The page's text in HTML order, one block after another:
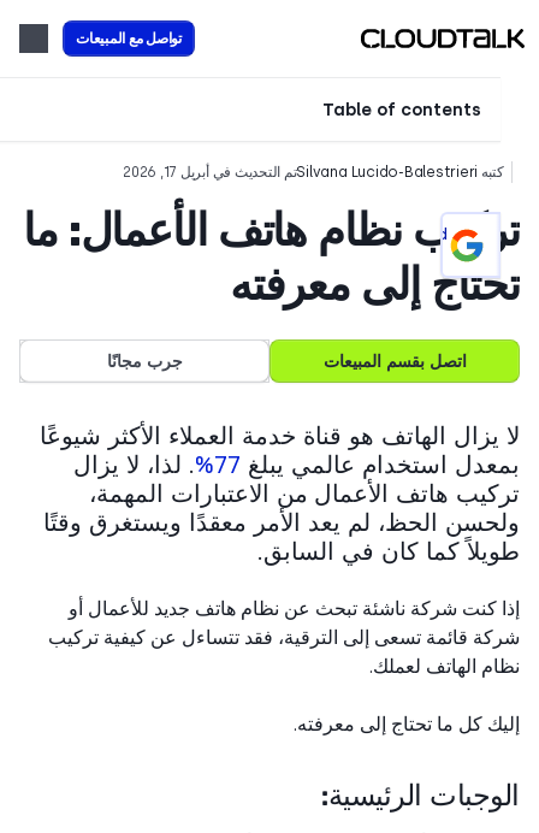
تواصل مع المبيعات
Table of contents
Silvana Lucido-Balestrieriتم التحديث في أبريل 17, 2026
نظام هاتف الأعمال: ما
إلى معرفته
اتصل بقسم المبيعات جرب مجانًا
يزال الهاتف هو قناة خدمة العملاء الأكثر شيوعًا
استخدام عالمي يبلغ77%
. لذا، لا يزال
هاتف الأعمال من الاعتبارات المهمة،
الحظ، لم يعد الأمر معقدًا ويستغرق وقتًا
كما كان في السابق.
كنت شركة ناشئة تبحث عن نظام هاتف جديد للأعمال أو
قائمة تسعى إلى الترقية، فقد تتساءل عن كيفية تركيب
الهاتف لعملك.
كل ما تحتاج إلى معرفته.
الرئيسية:
Add CloudTalk as a preferred
source on Google